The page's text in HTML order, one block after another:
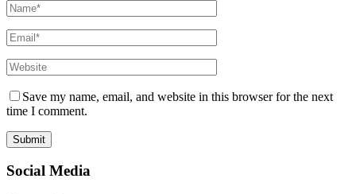
Save my name, email, and website in this browser for the next
time I comment.
Social Media